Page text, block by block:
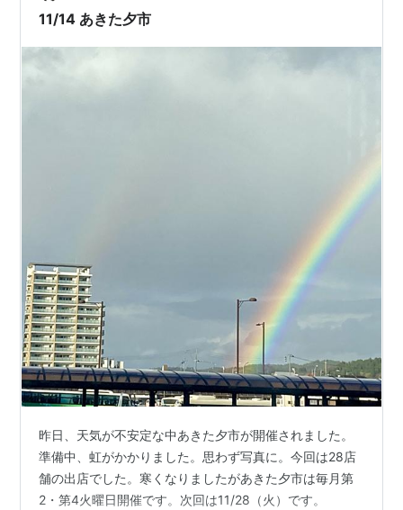
11/14 あきた夕市
昨日、天気が不安定な中あきた夕市が開催されました。
準備中、虹がかかりました。思わず写真に。今回は28店
舗の出店でした。寒くなりましたがあきた夕市は毎月第
2・第4火曜日開催です。次回は11/28（火）です。